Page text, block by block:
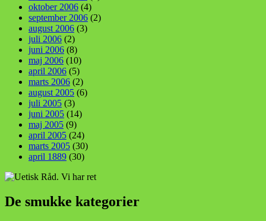
oktober 2006 (4)
september 2006 (2)
august 2006 (3)
juli 2006 (2)
juni 2006 (8)
maj 2006 (10)
april 2006 (5)
marts 2006 (2)
august 2005 (6)
juli 2005 (3)
juni 2005 (14)
maj 2005 (9)
april 2005 (24)
marts 2005 (30)
april 1889 (30)
De smukke kategorier